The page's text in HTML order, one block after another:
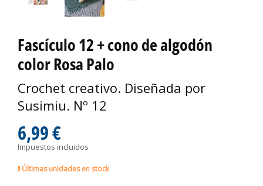
Fascículo 12 + cono de algodón
color Rosa Palo
Crochet creativo. Diseñada por
Susimiu. Nº 12
6,99 €
Impuestos incluidos
Últimas unidades en stock